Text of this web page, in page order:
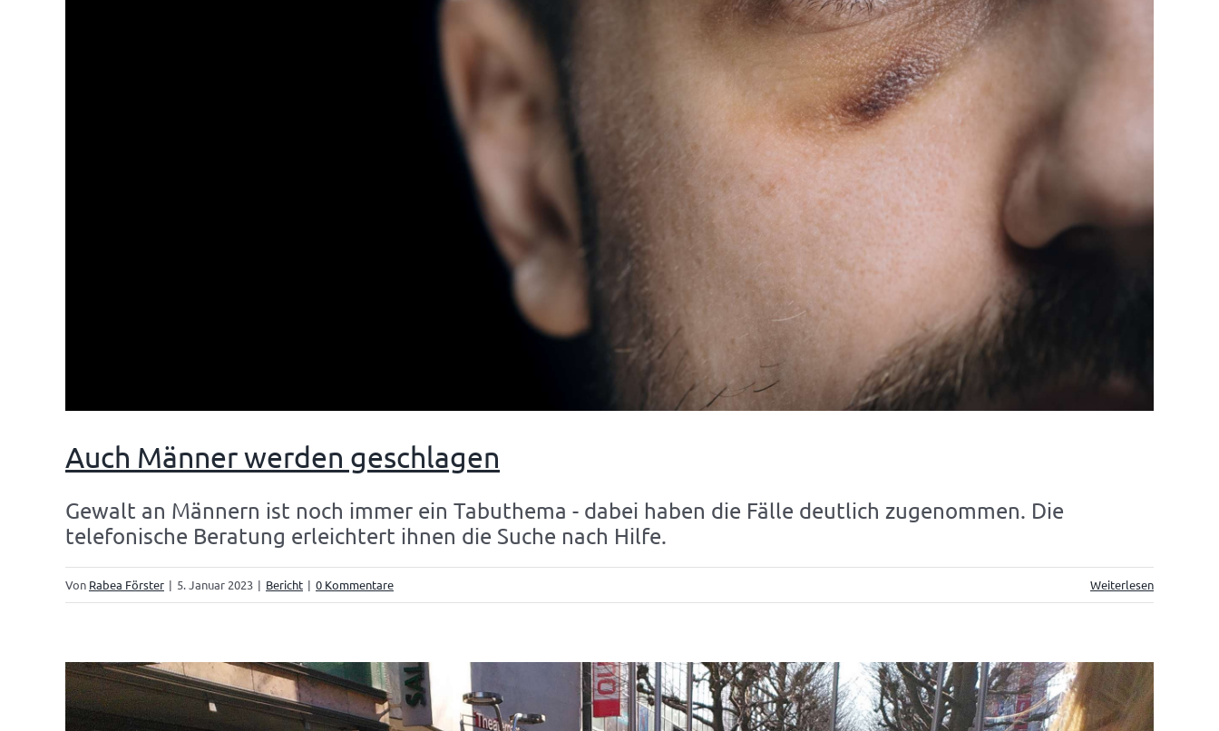
Auch Männer werden geschlagen
Gewalt an Männern ist noch immer ein Tabuthema - dabei haben die Fälle deutlich zugenommen. Die
telefonische Beratung erleichtert ihnen die Suche nach Hilfe.
Von Rabea Förster | 5. Januar 2023 | Bericht | 0 Kommentare Weiterlesen